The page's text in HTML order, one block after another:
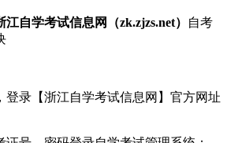
江自学考试信息网（zk.zjzs.net）
自考
登录【浙江自学考试信息网】官方网址